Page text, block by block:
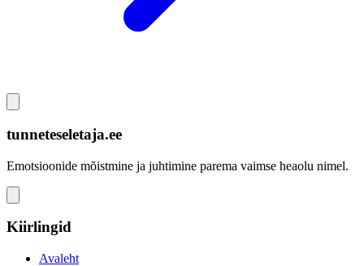
tunneteseletaja.ee
Emotsioonide mõistmine ja juhtimine parema vaimse heaolu nimel.
Kiirlingid
Avaleht